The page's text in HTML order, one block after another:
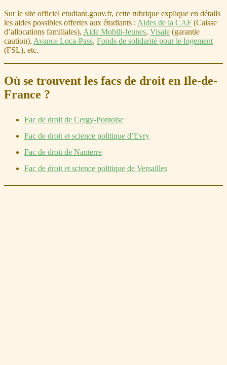
Sur le site officiel etudiant.gouv.fr, cette rubrique explique en détails
les aides possibles offertes aux étudiants : Aides de la CAF (Caisse
d’allocations familiales), Aide Mobili-Jeunes, Visale (garantie
caution), Avance Loca-Pass, Fonds de solidarité pour le logement
(FSL), etc.
Où se trouvent les facs de droit en Ile-de-
France ?
Fac de droit de Cergy-Pontoise
Fac de droit et science politique d’Evry
Fac de droit de Nanterre
Fac de droit et science politique de Versailles